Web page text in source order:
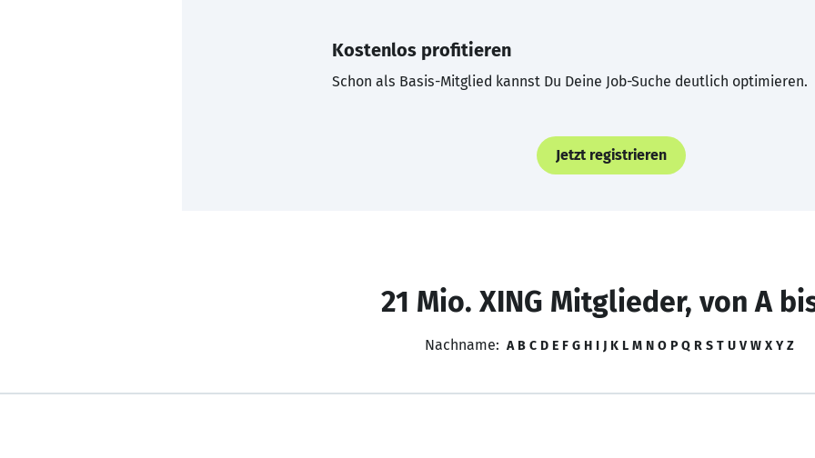
Kostenlos profitieren
Schon als Basis-Mitglied kannst Du Deine Job-Suche deutlich optimieren.
Jetzt registrieren
21 Mio. XING Mitglieder, von A
Nachname: A B C D E F G H I J K L M N O P Q R S T U V W X Y Z